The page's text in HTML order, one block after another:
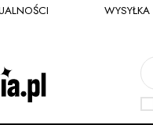
WYSYŁKA